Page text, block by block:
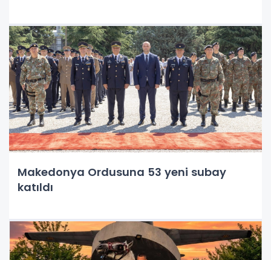
Makedonya Ordusuna 53 yeni subay
katıldı